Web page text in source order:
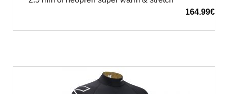
164.99€